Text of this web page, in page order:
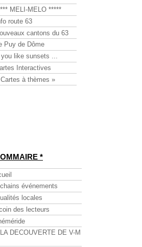
MELI-MELO *****
route 63
cantons du 63
Puy de Dôme
you like sunsets ...
Interactives
à thèmes »
*
événements
locales
coin des lecteurs
DECOUVERTE DE V-M